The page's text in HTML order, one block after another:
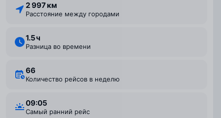
2 997 км
Расстояние между городами
1.5 ⁠ч
Разница во времени
66
Количество рейсов в неделю
09:05
Самый ранний рейс